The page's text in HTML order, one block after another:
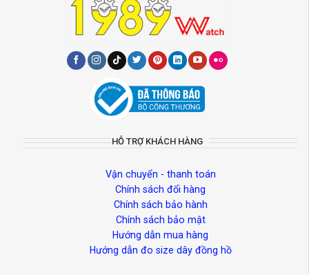
HỖ TRỢ KHÁCH HÀNG
Vận chuyển - thanh toán
Chính sách đổi hàng
Chính sách bảo hành
Chính sách bảo mật
Hướng dẫn mua hàng
Hướng dẫn đo size dây đồng hồ